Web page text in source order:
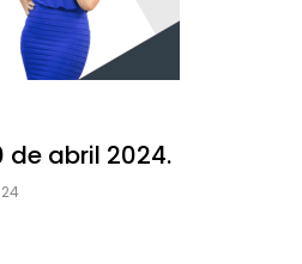
de abril 2024.